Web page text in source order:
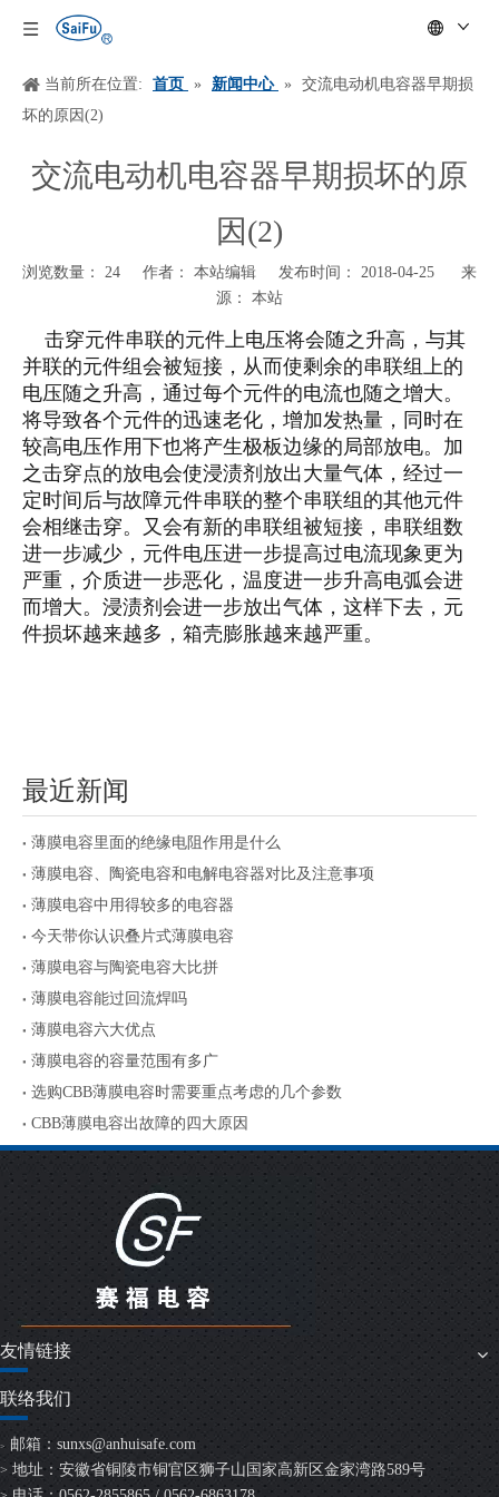
当前所在位置: 首页 » 新闻中心 »
交流电动机电容器早期损
坏的原因(2)
交流电动机电容器早期损坏的原
因(2)
浏览数量： 24 作者： 本站编辑 发布时间： 2018-04-25 来
源： 本站
["wechat","weibo","qzone","douban","email"]
击穿元件串联的元件上电压将会随之升高，与其
并联的元件组会被短接，从而使剩余的串联组上的
电压随之升高，通过每个元件的电流也随之增大。
将导致各个元件的迅速老化，增加发热量，同时在
较高电压作用下也将产生极板边缘的局部放电。加
之击穿点的放电会使浸渍剂放出大量气体，经过一
定时间后与故障元件串联的整个串联组的其他元件
会相继击穿。又会有新的串联组被短接，串联组数
进一步减少，元件电压进一步提高过电流现象更为
严重，介质进一步恶化，温度进一步升高电弧会进
而增大。浸渍剂会进一步放出气体，这样下去，元
件损坏越来越多，箱壳膨胀越来越严重。
最近新闻
薄膜电容里面的绝缘电阻作用是什么
薄膜电容、陶瓷电容和电解电容器对比及注意事项
薄膜电容中用得较多的电容器
今天带你认识叠片式薄膜电容
薄膜电容与陶瓷电容大比拼
薄膜电容能过回流焊吗
薄膜电容六大优点
薄膜电容的容量范围有多广
选购CBB薄膜电容时需要重点考虑的几个参数
CBB薄膜电容出故障的四大原因
友情链接
联络我们
> 邮箱： sunxs@anhuisafe.com
> 地址：安徽省铜陵市铜官区狮子山国家高新区金家湾路589号